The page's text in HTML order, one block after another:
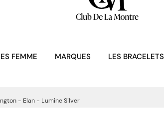
FEMME MARQUES LES BRACELETS
- Elan - Lumine Silver